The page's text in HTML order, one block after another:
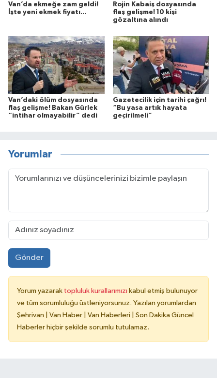
Van’da ekmeğe zam geldi!
İşte yeni ekmek fiyatı...
Rojin Kabaiş dosyasında
flaş gelişme! 10 kişi
gözaltına alındı
Van’daki ölüm dosyasında
flaş gelişme! Bakan Gürlek
“intihar olmayabilir” dedi
Gazetecilik için tarihi çağrı!
“Bu yasa artık hayata
geçirilmeli”
Yorumlar
Gönder
Yorum yazarak topluluk kurallarımızı kabul etmiş bulunuyor
ve tüm sorumluluğu üstleniyorsunuz. Yazılan yorumlardan
Şehrivan | Van Haber | Van Haberleri | Son Dakika Güncel
Haberler hiçbir şekilde sorumlu tutulamaz.